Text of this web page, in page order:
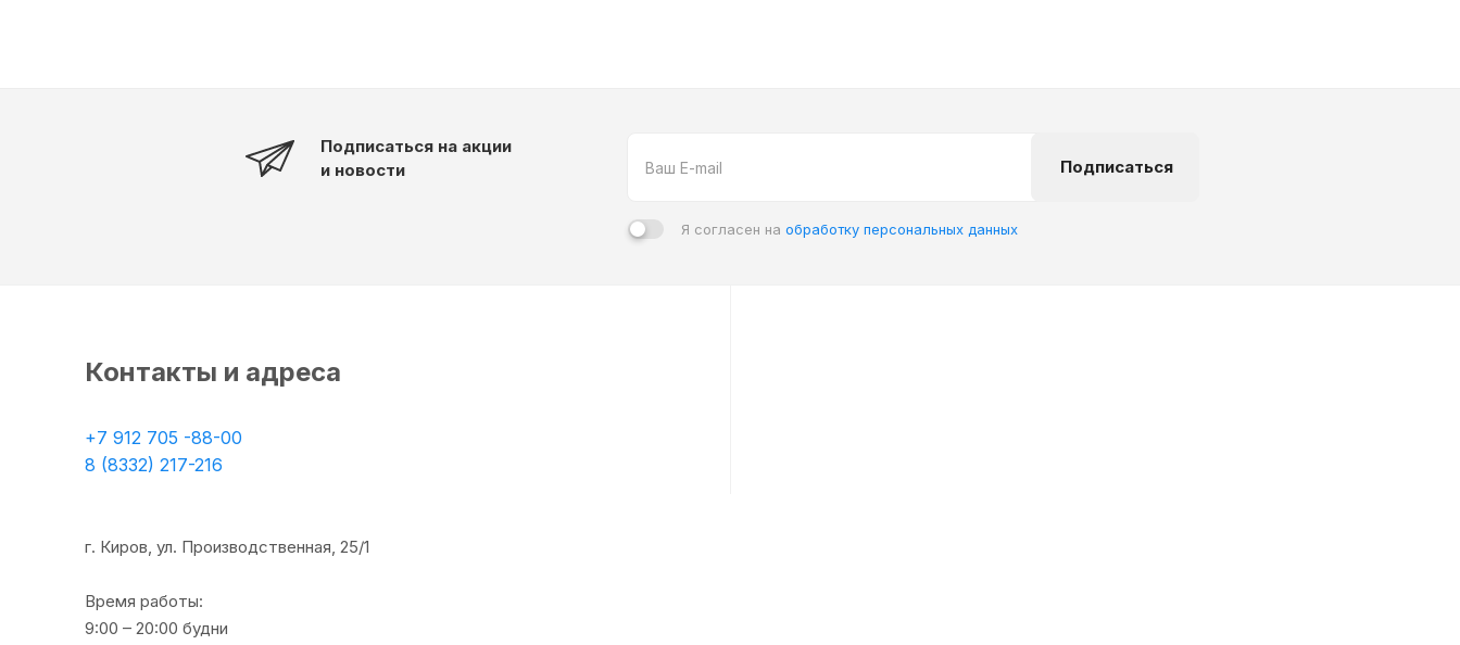
Подписаться на акции
и новости
Подписаться
Я согласен на обработку персональных данных
Контакты и адреса
+7 912 705 -88-00
8 (8332) 217-216
г. Киров, ул. Производственная, 25/1
Время работы:
9:00 – 20:00 будни